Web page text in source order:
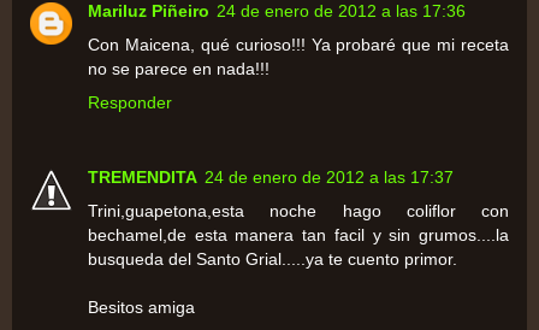
Mariluz Piñeiro 24 de enero de 2012 a las 17:36
Con Maicena, qué curioso!!! Ya probaré que mi receta
no se parece en nada!!!
Responder
TREMENDITA 24 de enero de 2012 a las 17:37
Trini,guapetona,esta noche hago coliflor con
bechamel,de esta manera tan facil y sin grumos....la
busqueda del Santo Grial.....ya te cuento primor.
Besitos amiga